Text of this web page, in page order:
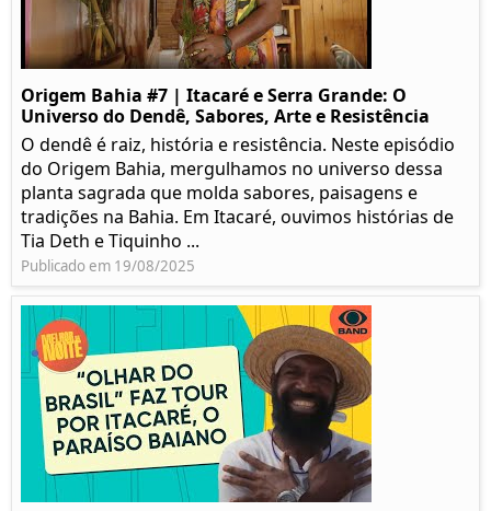
Origem Bahia #7 | Itacaré e Serra Grande: O
Universo do Dendê, Sabores, Arte e Resistência
O dendê é raiz, história e resistência. Neste episódio
do Origem Bahia, mergulhamos no universo dessa
planta sagrada que molda sabores, paisagens e
tradições na Bahia. Em Itacaré, ouvimos histórias de
Tia Deth e Tiquinho ...
Publicado em 19/08/2025